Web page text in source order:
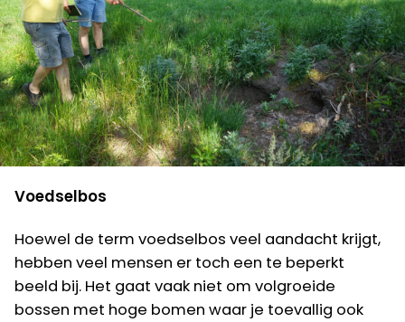
Voedselbos
Hoewel de term voedselbos veel aandacht krijgt,
hebben veel mensen er toch een te beperkt
beeld bij. Het gaat vaak niet om volgroeide
bossen met hoge bomen waar je toevallig ook